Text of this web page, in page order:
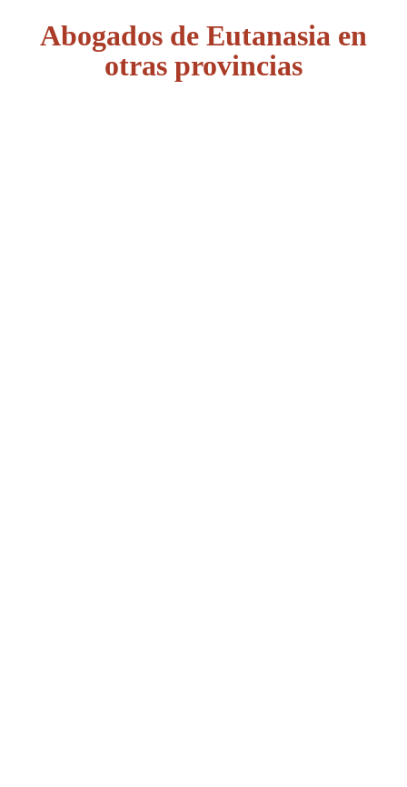
Abogados de Eutanasia en
otras provincias